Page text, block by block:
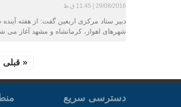
29/08/2016 11:45 ق.ظ
دبیر ستاد مرکزی اربعین گفت: از هفته
شهرهای اهواز، کرمانشاه و مشهد آغاز می
« قبلی
دسترسی سریع